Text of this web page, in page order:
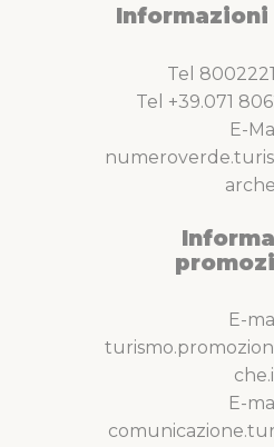
Tel
Tel +39.071
E-
E-
E-